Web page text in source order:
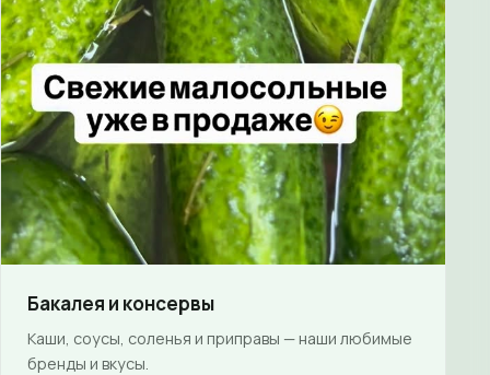
Бакалея и консервы
Каши, соусы, соленья и приправы — наши любимые
бренды и вкусы.